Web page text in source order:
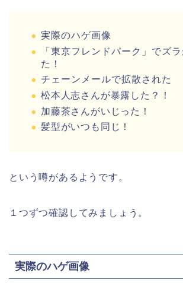
実際のハゲ画像
「東京フレンドパーク」でズ
た！
チェーンメールで拡散された
松本人志さんが暴露した？！
加藤茶さんがいじった！
髪型がいつも同じ！
という噂があるようです。
１つずつ確認してみましょう。
実際のハゲ画像